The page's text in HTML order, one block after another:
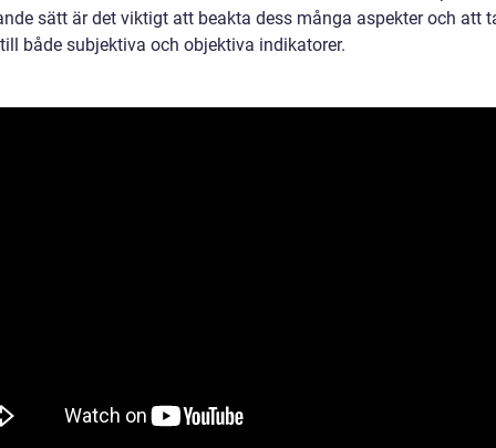
sätt är det viktigt att beakta dess många aspekter och att
både subjektiva och objektiva indikatorer.